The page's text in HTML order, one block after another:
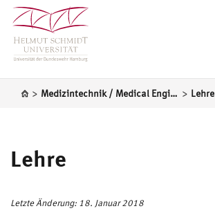
> Medizintechnik / Medical Engineering > Lehre
Lehre
Letzte Änderung: 18. Januar 2018